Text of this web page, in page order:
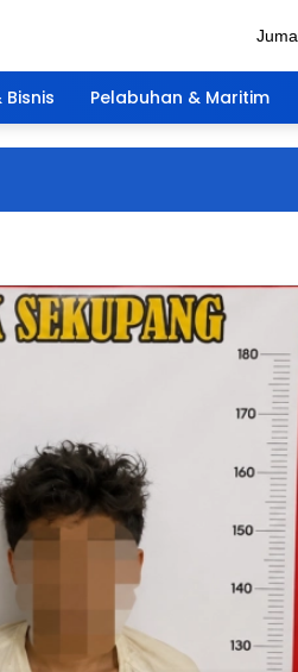
Bisnis Pelabuhan & Maritim